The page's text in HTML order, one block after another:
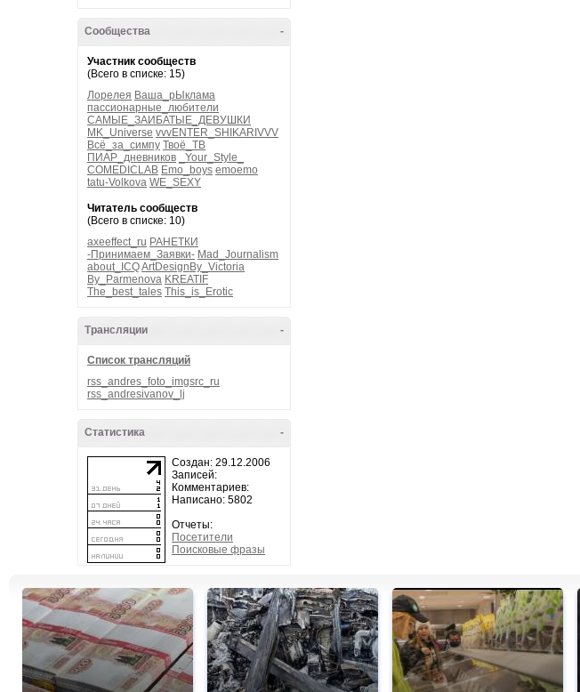
-
Сообщества
Участник сообществ
(Всего в списке: 15)
Лорелея Ваша_рЫклама
пассионарные_любители
САМЫЕ_ЗАИБАТЫЕ_ДЕВУШКИ
MK_Universe vvvENTER_SHIKARIVVV
Всё_за_симпу Твоё_ТВ
ПИАР_дневников
_Your_Style_
COMEDICLAB Emo_boys emoemo
tatu-Volkova WE_SEXY
Читатель сообществ
(Всего в списке: 10)
axeeffect_ru РАНЕТКИ
-Принимаем_Заявки- Mad_Journalism
about_ICQArtDesignBy_Victoria
By_Parmenova KREATIF
The_best_tales This_is_Erotic
-
Трансляции
Список трансляций
rss_andres_foto_imgsrc_ru
rss_andresivanov_lj
-
Статистика
Создан: 29.12.2006
Записей:
Комментариев:
Написано: 5802
Отчеты:
Посетители
Поисковые фразы